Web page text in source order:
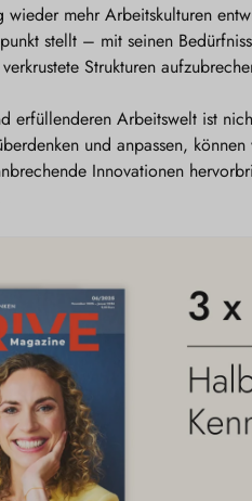
mehr Arbeitskulturen
stellt – mit seinen
Strukturen
erfüllenderen Arbeitswelt ist
und anpassen,
Innovationen